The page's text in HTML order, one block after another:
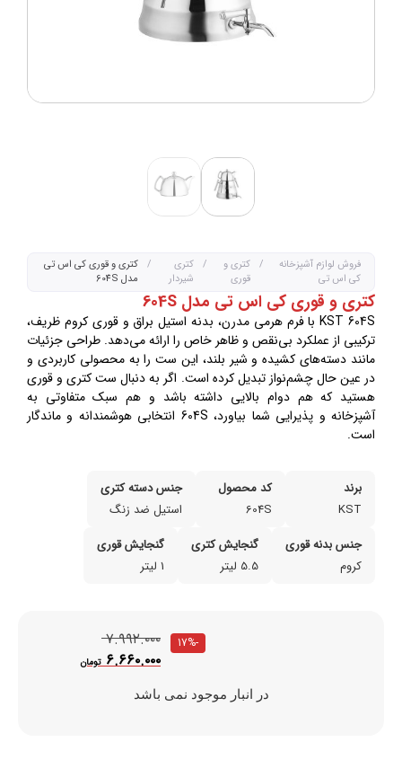
فروش لوازم آشپزخانه
کی اس تی
/ کتری و
قوری
/
کتری
شیردار
/ کتری و قوری کی اس تی
مدل 604S
کتری و قوری کی اس تی مدل 604S
KST 604S با فرم هرمی مدرن، بدنه استیل براق و قوری کروم ظریف،
ترکیبی از عملکرد بی‌نقص و ظاهر خاص را ارائه می‌دهد. طراحی جزئیات
مانند دسته‌های کشیده و شیر بلند، این ست را به محصولی کاربردی و
در عین حال چشم‌نواز تبدیل کرده است. اگر به دنبال ست کتری و قوری
هستید که هم دوام بالایی داشته باشد و هم سبک متفاوتی به
آشپزخانه و پذیرایی شما بیاورد، 604S انتخابی هوشمندانه و ماندگار
است.
برند
KST
کد محصول
604S
جنس دسته کتری
استیل ضد زنگ
جنس بدنه قوری
کروم
گنجایش کتری
5.5 لیتر
گنجایش قوری
1 لیتر
۷.۹۹۲.۰۰۰
۶.۶۶۰.۰۰۰ تومان
-17%
در انبار موجود نمی باشد